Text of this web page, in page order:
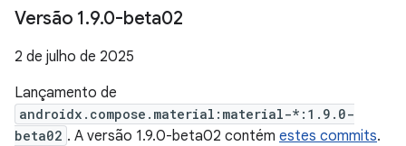
Versão 1.9.0-beta02
2 de julho de 2025
Lançamento de
androidx.compose.material:material-*:1.9.0-
beta02 . A versão 1.9.0-beta02 contém estes commits.